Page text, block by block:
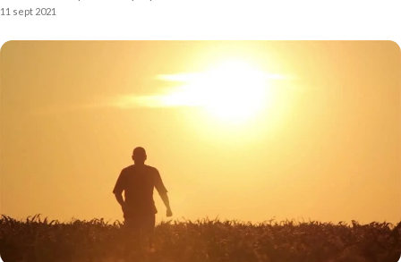
cambio es lo que los llevará a encontrar la paz que sé que todos están
11 sept 2021